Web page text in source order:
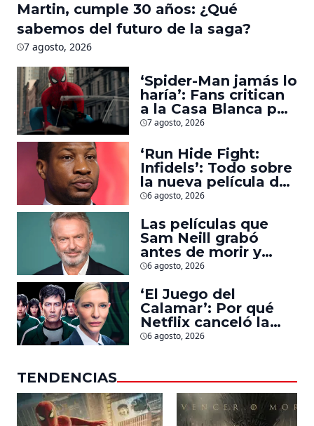
Martin, cumple 30 años: ¿Qué
sabemos del futuro de la saga?
7 agosto, 2026
‘Spider-Man jamás lo
haría’: Fans critican
a la Casa Blanca por
usar al héroe para
deportaciones
7 agosto, 2026
‘Run Hide Fight:
Infidels’: Todo sobre
la nueva película de
Jonathan Majors en
islamistas radicales
6 agosto, 2026
Las películas que
Sam Neill grabó
antes de morir y
llegarán pronto a
6 agosto, 2026
‘El Juego del
Calamar’: Por qué
Netflix canceló la
serie de David
Unidos
6 agosto, 2026
TENDENCIAS